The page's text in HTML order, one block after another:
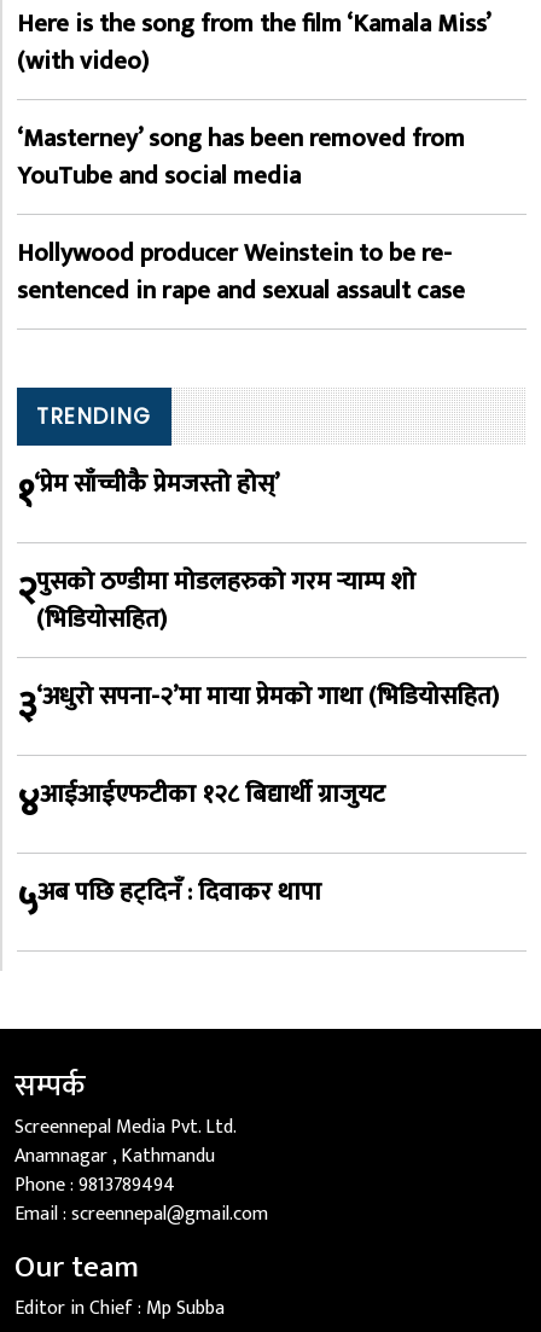
Here is the song from the film ‘Kamala Miss’
(with video)
‘Masterney’ song has been removed from
YouTube and social media
Hollywood producer Weinstein to be re-
sentenced in rape and sexual assault case
TRENDING
१‘प्रेम साँच्चीकै प्रेमजस्तो होस्’
२पुसको ठण्डीमा मोडलहरुको गरम र्‍याम्प शो
(भिडियोसहित)
३‘अधुरो सपना-२’मा माया प्रेमको गाथा (भिडियोसहित)
४आईआईएफटीका १२८ बिद्यार्थी ग्राजुयट
५अब पछि हट्दिनँ : दिवाकर थापा
सम्पर्क
Screennepal Media Pvt. Ltd.
Anamnagar , Kathmandu
Phone :9813789494
Email :screennepal@gmail.com
Our team
Editor in Chief : Mp Subba